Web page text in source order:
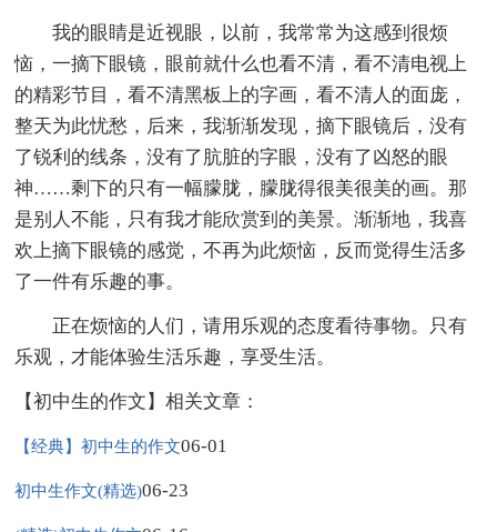
我的眼睛是近视眼，以前，我常常为这感到很烦
恼，一摘下眼镜，眼前就什么也看不清，看不清电视上
的精彩节目，看不清黑板上的字画，看不清人的面庞，
整天为此忧愁，后来，我渐渐发现，摘下眼镜后，没有
了锐利的线条，没有了肮脏的字眼，没有了凶怒的眼
神……剩下的只有一幅朦胧，朦胧得很美很美的画。那
是别人不能，只有我才能欣赏到的美景。渐渐地，我喜
欢上摘下眼镜的感觉，不再为此烦恼，反而觉得生活多
了一件有乐趣的事。
正在烦恼的人们，请用乐观的态度看待事物。只有
乐观，才能体验生活乐趣，享受生活。
【初中生的作文】相关文章：
【经典】初中生的作文06-01
初中生作文(精选)06-23